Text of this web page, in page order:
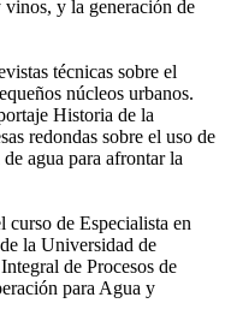
y la generación de
técnicas sobre el
núcleos urbanos.
Historia de la
redondas sobre el uso de
agua para afrontar la
curso de Especialista en
la Universidad de
Integral de Procesos de
para Agua y